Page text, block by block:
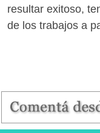
resultar exitoso,
de los trabajos a